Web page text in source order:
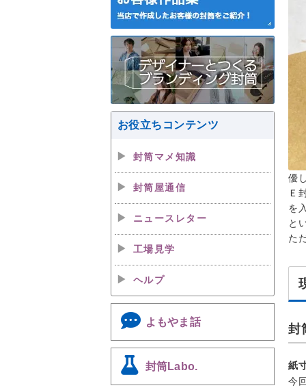
優
Ｅ
を
と
た
封
紙
今
お役立ちコンテンツ
封筒マメ知識
封筒屋通信
ニュースレター
工場見学
ヘルプ
よもやま話
封筒Labo.